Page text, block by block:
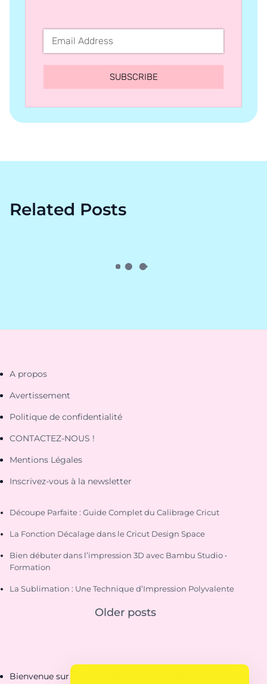
SUBSCRIBE
Related Posts
A propos
Avertissement
Politique de confidentialité
CONTACTEZ-NOUS !
Mentions Légales
Inscrivez-vous à la newsletter
Découpe Parfaite : Guide Complet du Calibrage Cricut
La Fonction Décalage dans le Cricut Design Space
Bien débuter dans l’impression 3D avec Bambu Studio •
Formation
La Sublimation : Une Technique d’Impression Polyvalente
Older posts
Bienvenue sur la chaîne de Bricolage Mamy Kit C'est